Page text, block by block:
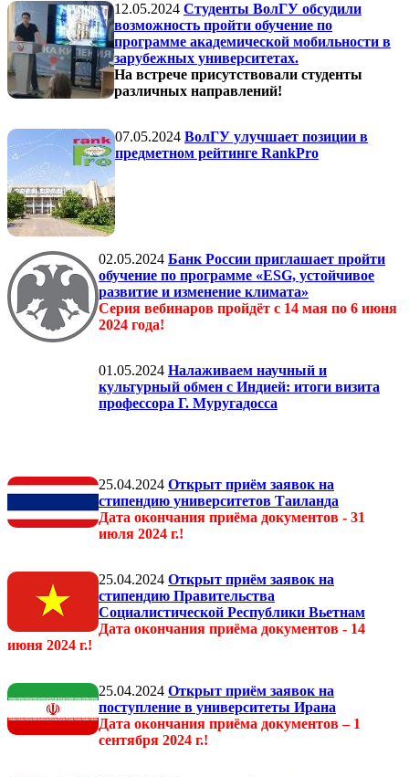
12.05.2024 Студенты ВолГУ обсудили
возможность пройти обучение по
программе академической мобильности в
зарубежных университетах.
На встрече присутствовали студенты
различных направлений!
07.05.2024 ВолГУ улучшает позиции в
предметном рейтинге RankPro
02.05.2024 Банк России приглашает пройти
обучение по программе «ESG, устойчивое
развитие и изменение климата»
Серия вебинаров пройдёт с 14 мая по 6 июня
2024 года!
01.05.2024 Налаживаем научный и
культурный обмен с Индией: итоги визита
профессора Г. Муругадосса
25.04.2024 Открыт приём заявок на
стипендию университетов Таиланда
Дата окончания приёма документов - 31
июля 2024 г.!
25.04.2024 Открыт приём заявок на
стипендию Правительства
Социалистической Республики Вьетнам
Дата окончания приёма документов - 14
июня 2024 г.!
25.04.2024 Открыт приём заявок на
поступление в университеты Ирана
Дата окончания приёма документов – 1
сентября 2024 г.!